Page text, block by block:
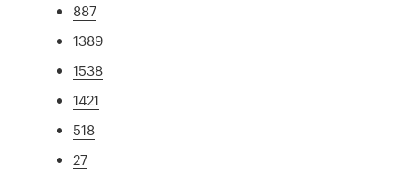
887
1389
1538
1421
518
27